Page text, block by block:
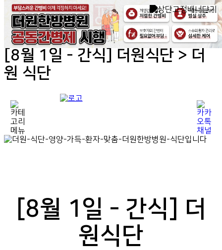
[8월 1일 - 간식] 더원식단 > 더
원 식단
[8월 1일 - 간식] 더
원식단